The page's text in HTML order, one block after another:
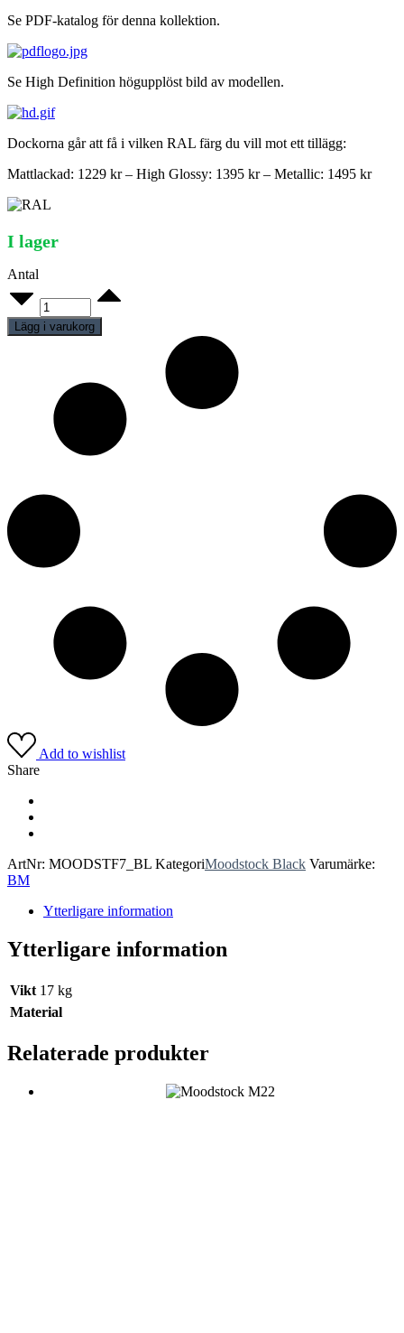
Se PDF-katalog för denna kollektion.
Se High Definition högupplöst bild av modellen.
Dockorna går att få i vilken RAL färg du vill mot ett tillägg:
Mattlackad: 1229 kr – High Glossy: 1395 kr – Metallic: 1495 kr
I lager
Antal
Moodstock
F7
quantity
Lägg i varukorg
Add to wishlist
Share
ArtNr: MOODSTF7_BL KategoriMoodstock Black Varumärke:
BM
Ytterligare information
Ytterligare information
Vikt 17 kg
Material
Relaterade produkter